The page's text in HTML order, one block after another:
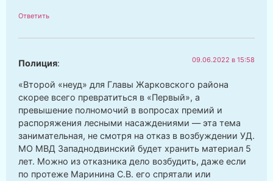
Ответить
Полиция: 09.06.2022 в 15:58
«Второй «неуд» для Главы Жарковского района
скорее всего превратиться в «Первый», а
превышение полномочий в вопросах премий и
распоряжения лесными насаждениями — эта тема
занимательная, не смотря на отказ в возбуждении УД.
МО МВД Западнодвинский будет хранить материал 5
лет. Можно из отказника дело возбудить, даже если
по протеже Маринина С.В. его спрятали или